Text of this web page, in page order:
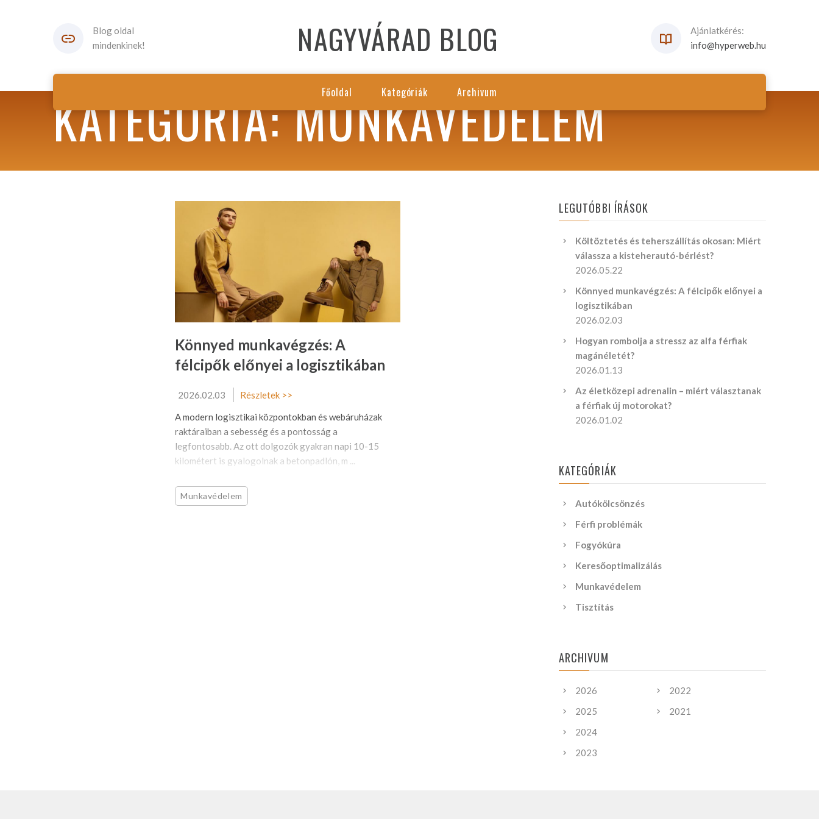
Blog oldal
mindenkinek!
NAGYVÁRAD BLOG
Ajánlatkérés:
info@hyperweb.hu
Főoldal Kategóriák Archivum
KATEGÓRIA: MUNKAVÉDELEM
Könnyed munkavégzés: A
félcipők előnyei a logisztikában
2026.02.03
Részletek >>
A modern logisztikai központokban és webáruházak
raktáraiban a sebesség és a pontosság a
legfontosabb. Az ott dolgozók gyakran napi 10-15
kilométert is gyalogolnak a betonpadlón, m ...
Munkavédelem
LEGUTÓBBI ÍRÁSOK
Költöztetés és teherszállítás okosan: Miért
válassza a kisteherautó-bérlést?
2026.05.22
Könnyed munkavégzés: A félcipők előnyei a
logisztikában
2026.02.03
Hogyan rombolja a stressz az alfa férfiak
magánéletét?
2026.01.13
Az életközepi adrenalin – miért választanak
a férfiak új motorokat?
2026.01.02
KATEGÓRIÁK
Autókölcsönzés
Férfi problémák
Fogyókúra
Keresőoptimalizálás
Munkavédelem
Tisztítás
ARCHIVUM
2026
2025
2024
2023
2022
2021